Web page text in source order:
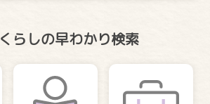
くらしの早わかり検索